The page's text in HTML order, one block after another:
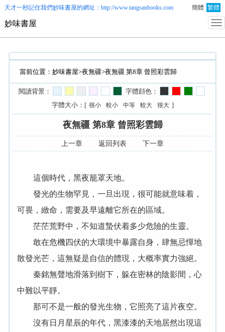
天才一秒記住我們妙味書屋的網址：http://www.tangsanbooks.com 簡體 繁體
妙味書屋
當前位置： 妙味書屋>夜無疆>夜無疆 第8章 曾照彩雲歸
閱讀背景：
字體顔色：
字體大小：[ 很小 較小 中等 較大 很大 ]
夜無疆 第8章 曾照彩雲歸
上一章 返回列表 下一章
這個時代，黑夜籠罩天地。
發光的生物罕見，一旦出現，很可能就意味着，
可畏，緻命，需要及早遠離它所在的區域。
茫茫荒野中，不知道蟄伏着多少危險的生靈。
敢在危機四伏的大環境中暴露自身，肆無忌憚地
散發光芒，這無疑是自信的體現，大概率實力強絕。
秦銘無聲地滑落到樹下，躲在密林的陰影間，心
中難以平靜。
那可不是一般的發光生物，它照亮了這片夜空。
沒有日月星辰的年代，黑漆漆的天地居然出現這